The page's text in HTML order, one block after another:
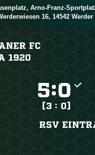
Arno-Franz-
16, 14542 Werder
FC
1920
:
[3 : 0]
RSV